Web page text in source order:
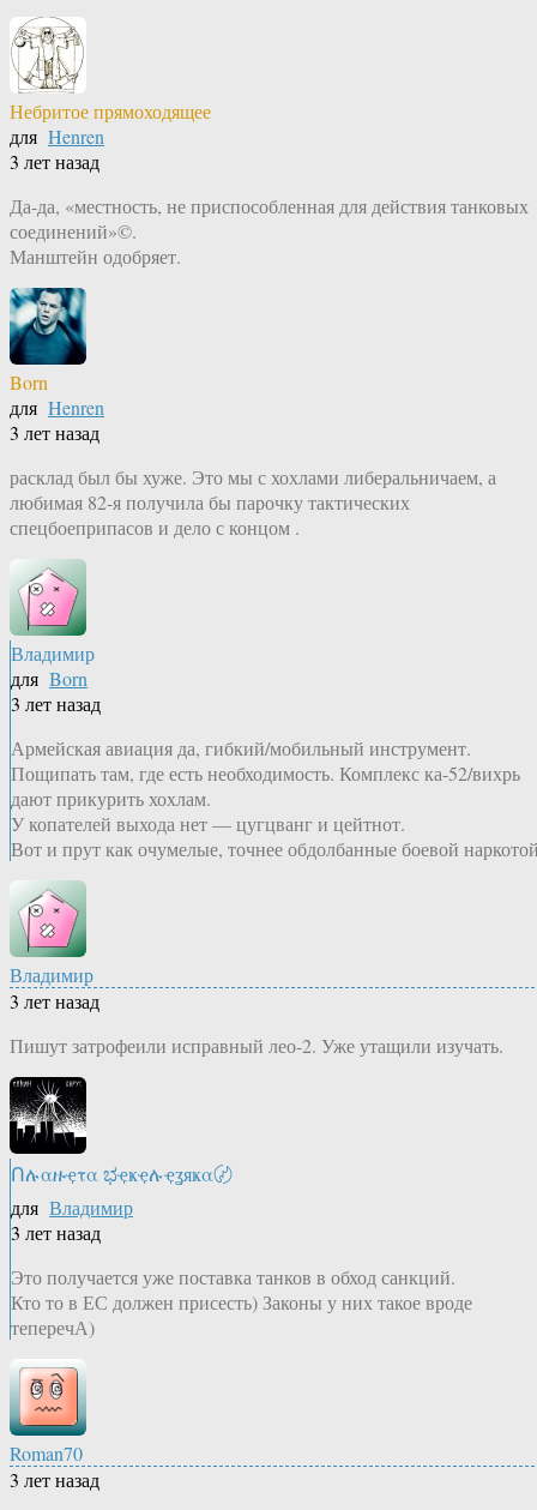
Небритое прямоходящее
для Henren
3 лет назад
Да-да, «местность, не приспособленная для действия танковых
соединений»©.
Манштейн одобряет.
Born
для Henren
3 лет назад
расклад был бы хуже. Это мы с хохлами либеральничаем, а
любимая 82-я получила бы парочку тактических
спецбоеприпасов и дело с концом .
Владимир
для Born
3 лет назад
Армейская авиация да, гибкий/мобильный инструмент.
Пощипать там, где есть необходимость. Комплекс ка-52/вихрь
дают прикурить хохлам.
У копателей выхода нет — цугцванг и цейтнот.
Вот и прут как очумелые, точнее обдолбанные боевой
Владимир
3 лет назад
Пишут затрофеили исправный лео-2. Уже утащили изучать.
Ոሉαዙҿτα ಭҿҝҿሉҿʓяҝα〄
для Владимир
3 лет назад
Это получается уже поставка танков в обход санкций.
Кто то в ЕС должен присесть) Законы у них такое вроде
теперечА)
Roman70
3 лет назад